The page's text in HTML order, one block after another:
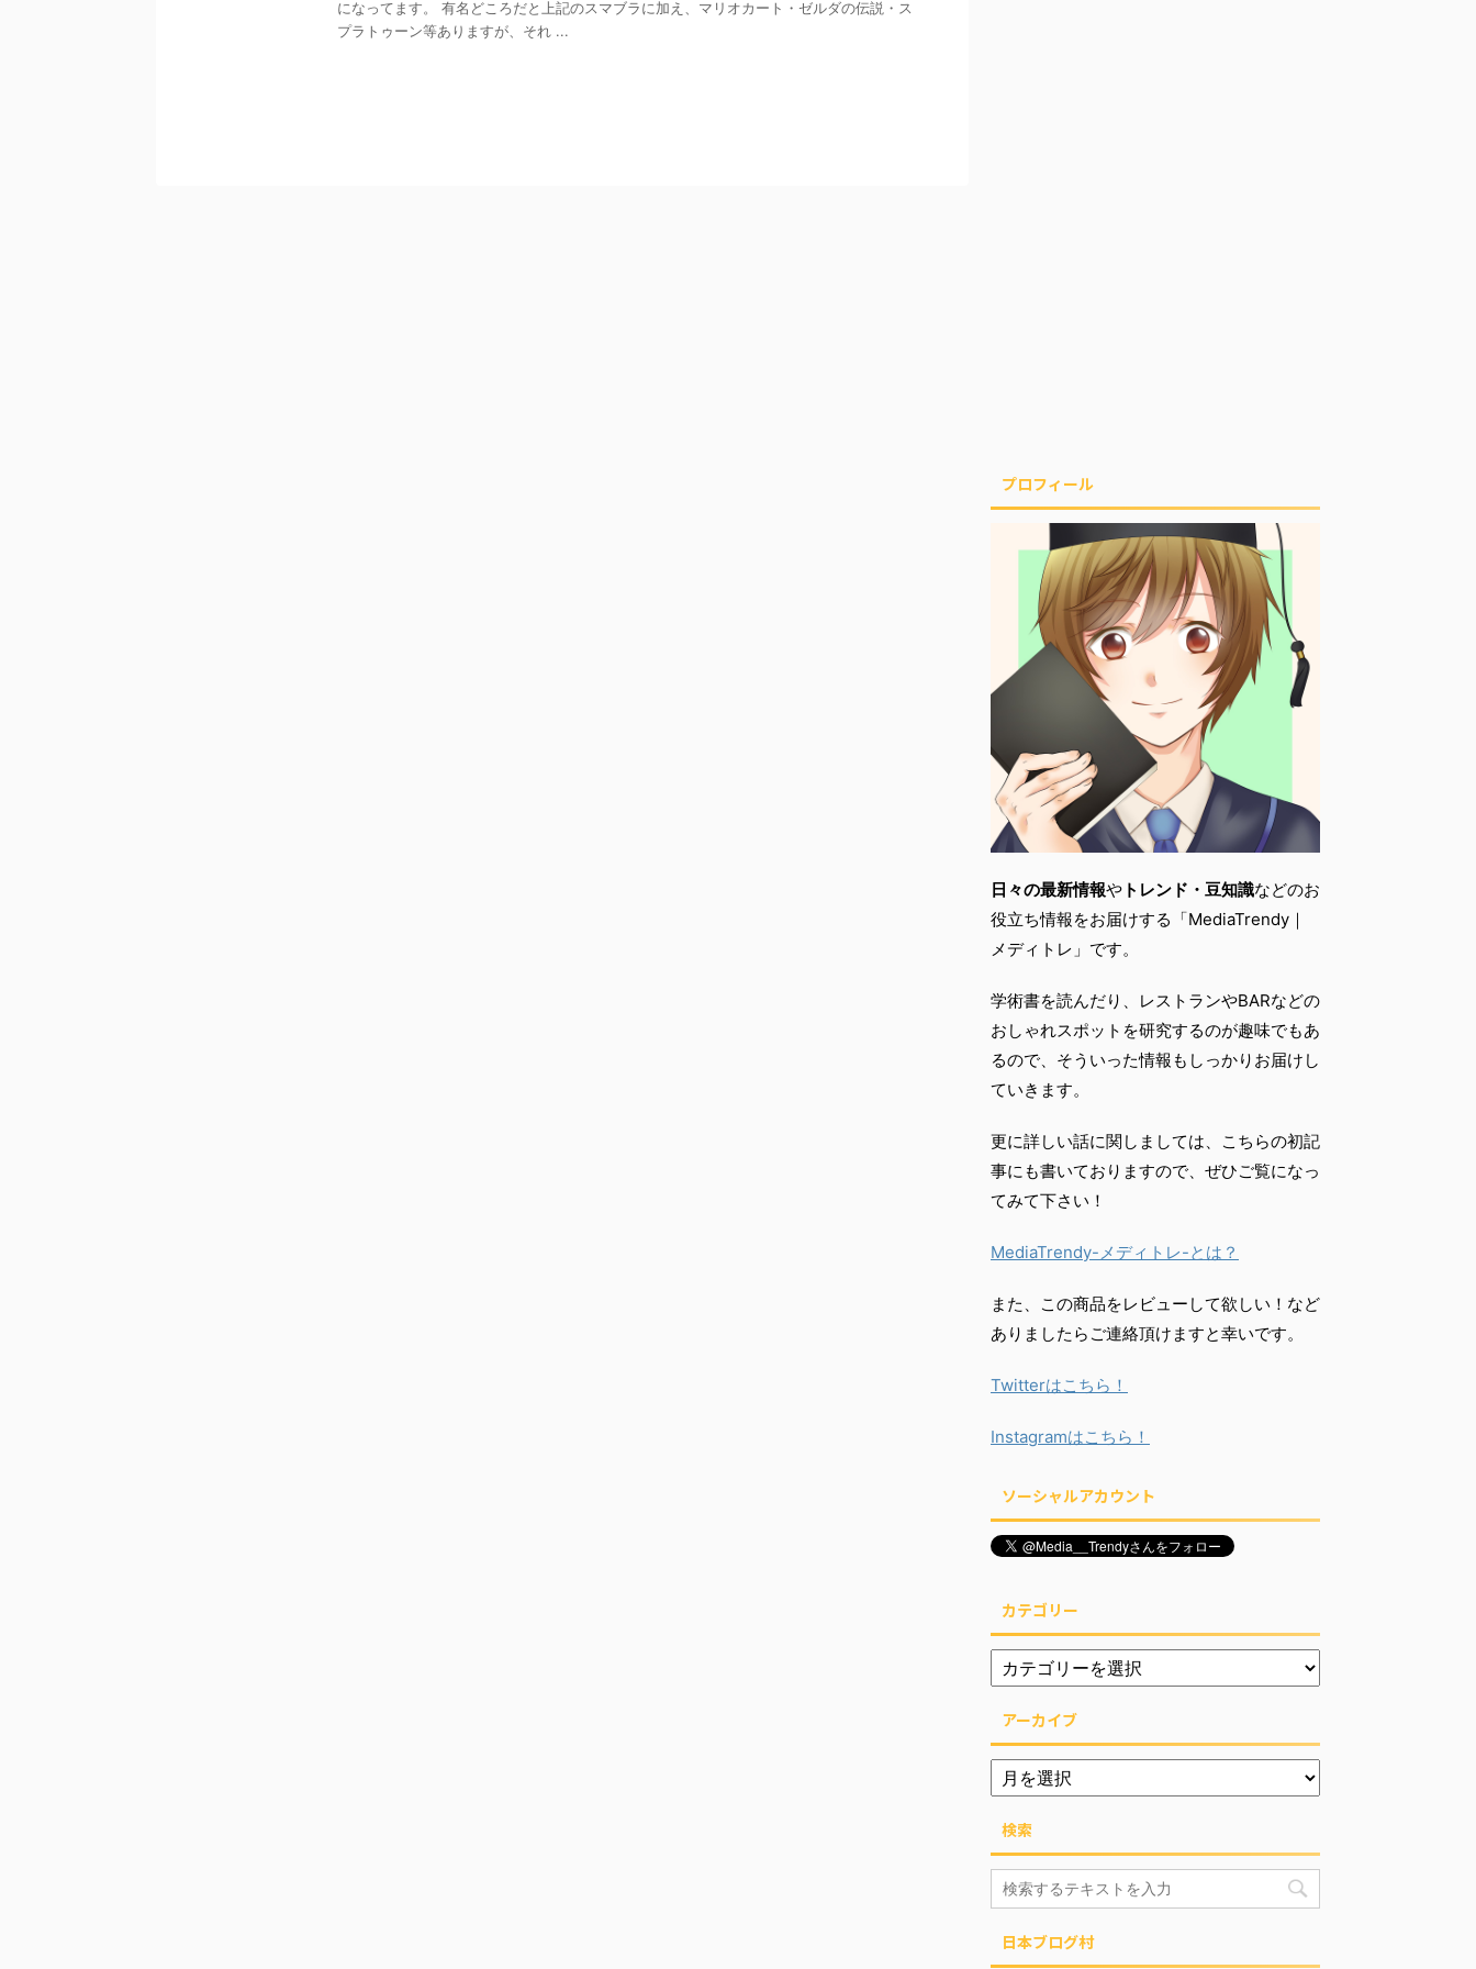
になってます。 有名どころだと上記のスマブラに加え、マリオカート・ゼルダの伝説・ス
プラトゥーン等ありますが、それ ...
プロフィール
日々の最新情報や トレンド・ 豆知識などのお
役立ち情報をお届けする「MediaTrendy｜
メディトレ」です。
学術書を読んだり、
レストランやBARなどの
おしゃれスポットを研究するのが趣味でもあ
るので、 そういった情報もしっかりお届けし
ていきます。
更に詳しい話に関しましては、こちらの初記
事にも書いておりますので、ぜひご覧になっ
てみて下さい！
MediaTrendy-メディトレ-とは？
また、この商品をレビューして欲しい！など
ありましたらご連絡頂けますと幸いです。
Twitterはこちら！
Instagramはこちら！
ソーシャルアカウント
カテゴリー
アーカイブ
検索
日本ブログ村